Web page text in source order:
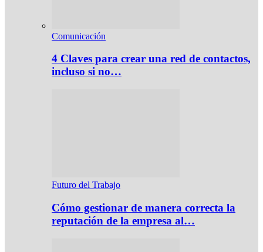
Comunicación
4 Claves para crear una red de contactos,
incluso si no…
Futuro del Trabajo
Cómo gestionar de manera correcta la
reputación de la empresa al…